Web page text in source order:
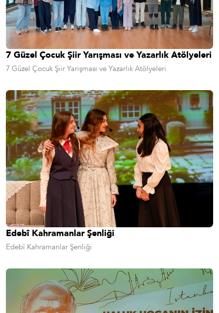
7 Güzel Çocuk Şiir Yarışması ve Yazarlık Atölyeleri
7 Güzel Çocuk Şiir Yarışması ve Yazarlık Atölyeleri
Edebî Kahramanlar Şenliği
Edebî Kahramanlar Şenliği